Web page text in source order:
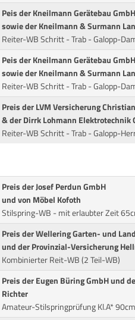
Peis der Kneilmann Gerätebau GmbH
sowie der Kneilmann & Surmann
Reiter-WB Schritt - Trab - Galopp-
Peis der Kneilmann Gerätebau GmbH
sowie der Kneilmann & Surmann
Reiter-WB Schritt - Trab - Galopp-
Preis der LVM Versicherung
& der Dirrk Lohmann Elektrotechnik
Reiter-WB Schritt - Trab - Galopp-
Preis der Josef Perdun GmbH
und von Möbel Kofoth
Stilspring-WB - mit erlaubter Zeit
Preis der Wellering Garten- und
und der Provinzial-Versicherung
Kombinierter Reit-WB (2 Teil-WB)
Preis der Eugen Büring GmbH und
Richter
Amateur-Stilspringprüfung Kl.A* 90cm